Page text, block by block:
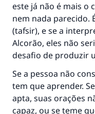
este já não é mais o
nem nada parecido.
(tafsir), e se a
Alcorão, eles não
desafio de produzir
Se a pessoa não
tem que aprender.
apta, suas orações
capaz, ou se teme
A resposta
Ajude-
"Quem quer
que é bom
que